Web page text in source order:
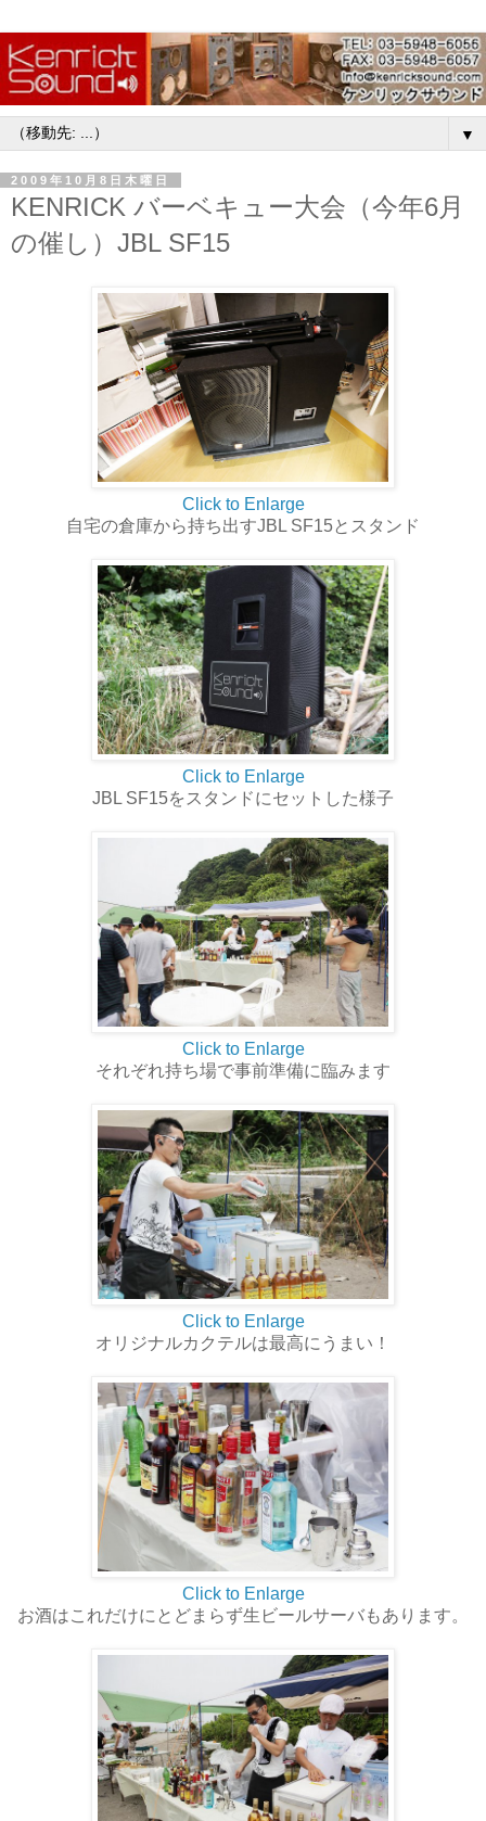
▼
2009年10月8日木曜日
KENRICK バーベキュー大会（今年6月
の催し）JBL SF15
Click to Enlarge
自宅の倉庫から持ち出すJBL SF15とスタンド
Click to Enlarge
JBL SF15をスタンドにセットした様子
Click to Enlarge
それぞれ持ち場で事前準備に臨みます
Click to Enlarge
オリジナルカクテルは最高にうまい！
Click to Enlarge
お酒はこれだけにとどまらず生ビールサーバもあります。